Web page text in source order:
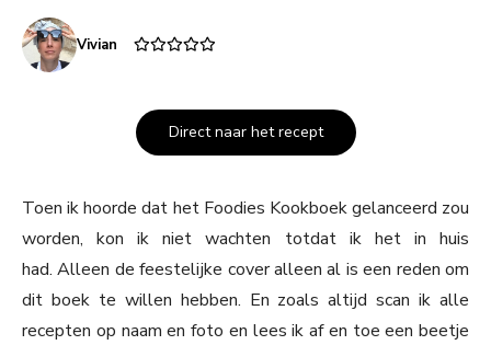
Vivian
Direct naar het recept
Toen ik hoorde dat het Foodies Kookboek gelanceerd zou
worden, kon ik niet wachten totdat ik het in huis
had. Alleen de feestelijke cover alleen al is een reden om
dit boek te willen hebben. En zoals altijd scan ik alle
recepten op naam en foto en lees ik af en toe een beetje